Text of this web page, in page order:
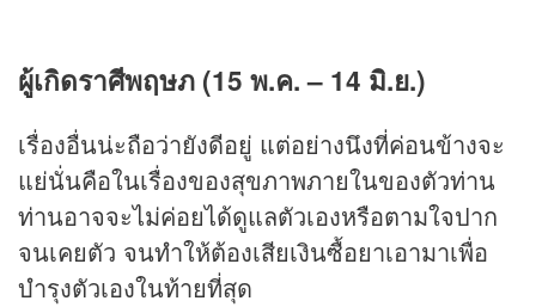
ผู้เกิดราศีพฤษภ (15 พ.ค. – 14 มิ.ย.)
เรื่องอื่นน่ะถือว่ายังดีอยู่ แต่อย่างนึงที่ค่อนข้างจะ
แย่นั่นคือในเรื่องของสุขภาพภายในของตัวท่าน
ท่านอาจจะไม่ค่อยได้ดูแลตัวเองหรือตามใจปาก
จนเคยตัว จนทำให้ต้องเสียเงินซื้อยาเอามาเพื่อ
บำรุงตัวเองในท้ายที่สุด